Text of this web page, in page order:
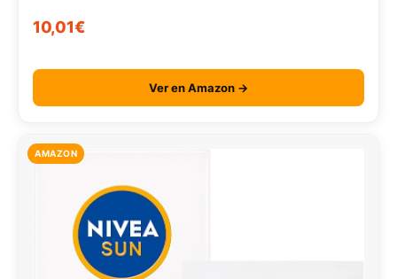
10,01€
Ver en Amazon →
AMAZON